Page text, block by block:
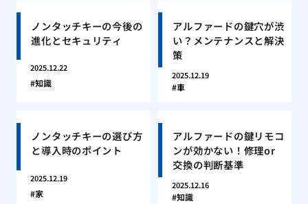
ノンタッチキーの今後の
進化とセキュリティ
2025.12.22
知識
アルファードの鍵穴が渋
い？メンテナンスと解決
策
2025.12.19
車
ノンタッチキーの選び方
と導入時のポイント
2025.12.19
家
アルファードの鍵リモコ
ンが効かない！修理or
交換の判断基準
2025.12.16
知識